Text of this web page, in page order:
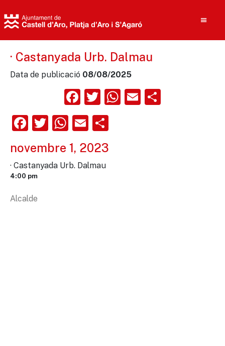
· Castanyada Urb. Dalmau
Data de publicació 08/08/2025
Facebook
Twitter
WhatsApp
Email
Facebook
Twitter
WhatsApp
Email
novembre 1, 2023
· Castanyada Urb. Dalmau
4:00 pm
Alcalde